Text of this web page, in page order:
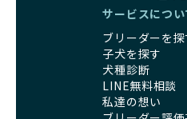
サービスについ
ブリーダーを探
子犬を探す
犬種診断
LINE無料相談
私達の想い